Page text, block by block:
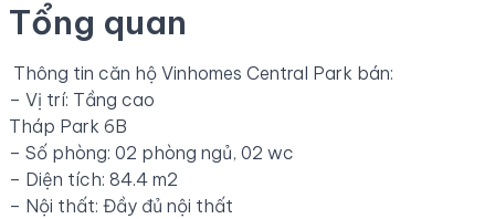
Tổng quan
Thông tin căn hộ Vinhomes Central Park bán:
– Vị trí: Tầng cao
Tháp Park 6B
– Số phòng: 02 phòng ngủ, 02 wc
– Diện tích: 84.4 m2
– Nội thất: Đầy đủ nội thất